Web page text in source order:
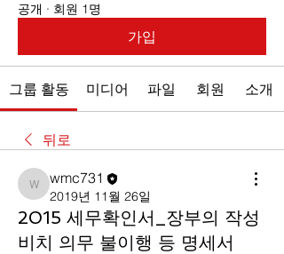
공개 · 회원 1명
가입
그룹 활동 미디어 파일 회원 소개
뒤로
wmc731
wmc731
2019년 11월 26일
2015 세무확인서_장부의 작성
비치 의무 불이행 등 명세서